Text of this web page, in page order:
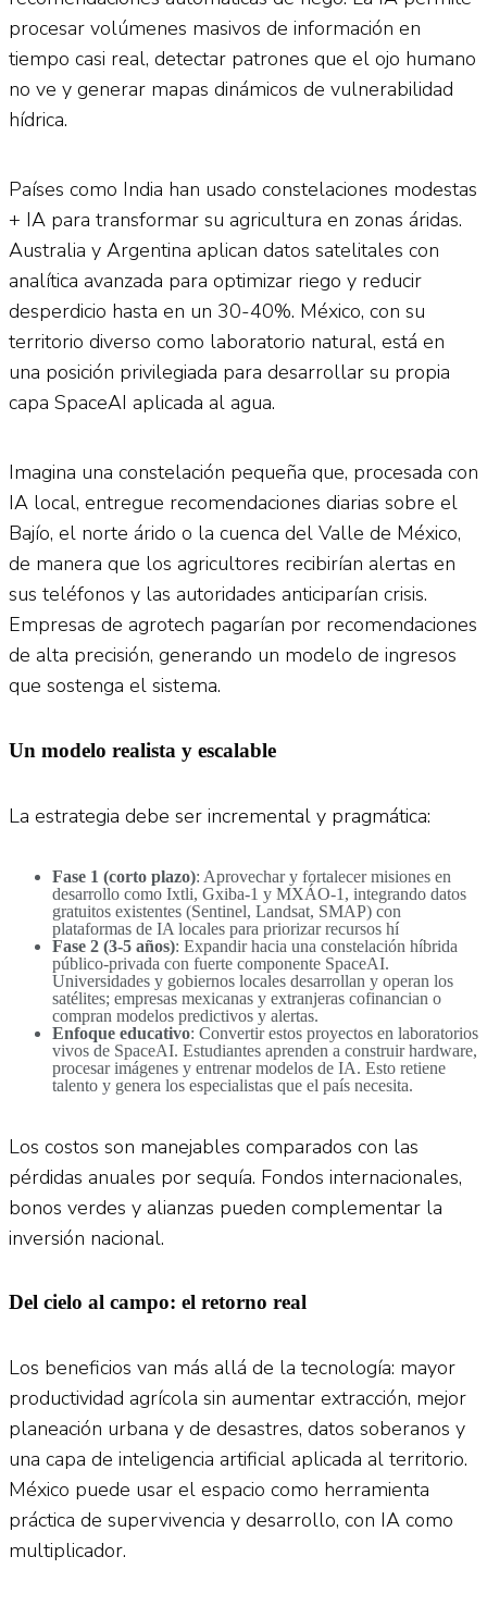
procesar volúmenes masivos de información en
tiempo casi real, detectar patrones que el ojo humano
no ve y generar mapas dinámicos de vulnerabilidad
hídrica.
Países como India han usado constelaciones modestas
+ IA para transformar su agricultura en zonas áridas.
Australia y Argentina aplican datos satelitales con
analítica avanzada para optimizar riego y reducir
desperdicio hasta en un 30-40%. México, con su
territorio diverso como laboratorio natural, está en
una posición privilegiada para desarrollar su propia
capa SpaceAI aplicada al agua.
Imagina una constelación pequeña que, procesada con
IA local, entregue recomendaciones diarias sobre el
Bajío, el norte árido o la cuenca del Valle de México,
de manera que los agricultores recibirían alertas en
sus teléfonos y las autoridades anticiparían crisis.
Empresas de agrotech pagarían por recomendaciones
de alta precisión, generando un modelo de ingresos
que sostenga el sistema.
Un modelo realista y escalable
La estrategia debe ser incremental y pragmática:
Fase 1 (corto plazo): Aprovechar y fortalecer misiones en
desarrollo como Ixtli, Gxiba-1 y MXÁO-1, integrando datos
gratuitos existentes (Sentinel, Landsat, SMAP) con
plataformas de IA locales para priorizar recursos hí
Fase 2 (3-5 años): Expandir hacia una constelación híbrida
público-privada con fuerte componente SpaceAI.
Universidades y gobiernos locales desarrollan y operan los
satélites; empresas mexicanas y extranjeras cofinancian o
compran modelos predictivos y alertas.
Enfoque educativo: Convertir estos proyectos en laboratorios
vivos de SpaceAI. Estudiantes aprenden a construir hardware,
procesar imágenes y entrenar modelos de IA. Esto retiene
talento y genera los especialistas que el país necesita.
Los costos son manejables comparados con las
pérdidas anuales por sequía. Fondos internacionales,
bonos verdes y alianzas pueden complementar la
inversión nacional.
Del cielo al campo: el retorno real
Los beneficios van más allá de la tecnología: mayor
productividad agrícola sin aumentar extracción, mejor
planeación urbana y de desastres, datos soberanos y
una capa de inteligencia artificial aplicada al territorio.
México puede usar el espacio como herramienta
práctica de supervivencia y desarrollo, con IA como
multiplicador.